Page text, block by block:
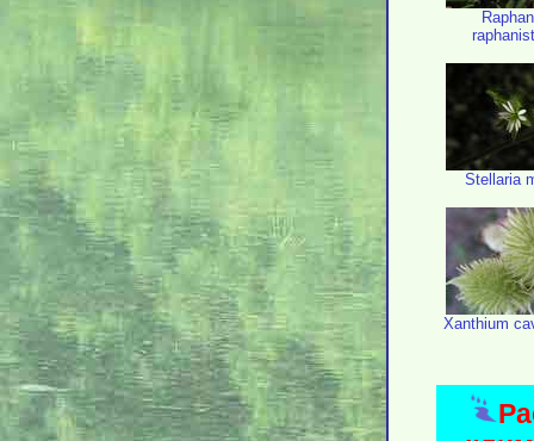
Stellaria
Xanthium